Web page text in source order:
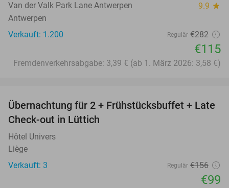
Van der Valk Park Lane Antwerpen 9.9 star
Antwerpen
Verkauft: 1.200
Regulär €282
€115
Fremdenverkehrsabgabe: 3,39 € (ab 1. März 2026: 3,58 €)
37%
Übernachtung für 2 + Frühstücksbuffet + Late
Check-out in Lüttich
Hôtel Univers
Liège
Verkauft: 3
Regulär €156
€99